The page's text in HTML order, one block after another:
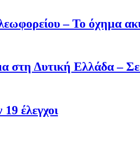
– Το όχημα
στη Δυτική Ελλάδα –
έλεγχοι